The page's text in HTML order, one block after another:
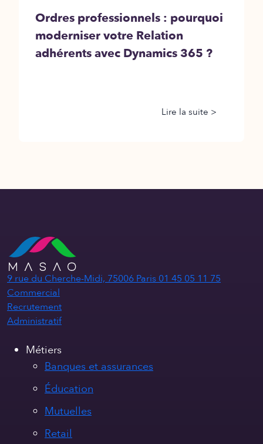
Ordres professionnels : pourquoi
moderniser votre Relation
adhérents avec Dynamics 365 ?
Lire la suite >
9 rue du Cherche-Midi, 75006 Paris 01 45 05 11 75
Commercial
Recrutement
Administratif
Métiers
Banques et assurances
Éducation
Mutuelles
Retail